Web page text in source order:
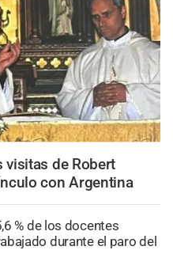
visitas de Robert
con Argentina
% de los docentes
durante el paro del